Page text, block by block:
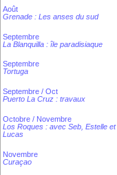
Août
Grenade : Les anses du sud
Septembre
La Blanquilla : île paradisiaque
Septembre
Tortuga
Septembre / Oct
Puerto La Cruz : travaux
Octobre / Novembre
Los Roques : avec Seb, Estelle et
Lucas
Novembre
Curaçao